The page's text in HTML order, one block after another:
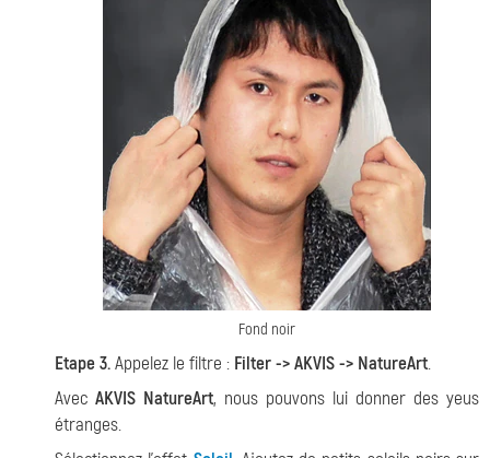
Fond noir
Etape 3.Appelez le filtre : Filter -> AKVIS -> NatureArt.
Avec AKVIS NatureArt, nous pouvons lui donner des yeus
étranges.